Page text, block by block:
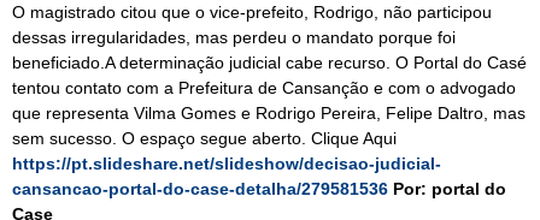
O magistrado citou que o vice-prefeito, Rodrigo, não participou
dessas irregularidades, mas perdeu o mandato porque foi
beneficiado.A determinação judicial cabe recurso. O Portal do Casé
tentou contato com a Prefeitura de Cansanção e com o advogado
que representa Vilma Gomes e Rodrigo Pereira, Felipe Daltro, mas
sem sucesso. O espaço segue aberto. Clique Aqui
https://pt.slideshare.net/slideshow/decisao-judicial-
cansancao-portal-do-case-detalha/279581536 Por: portal do
Case